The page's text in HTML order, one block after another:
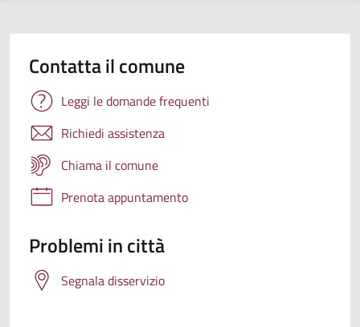
Contatta il comune
Leggi le domande frequenti
Richiedi assistenza
Chiama il comune
Prenota appuntamento
Problemi in città
Segnala disservizio